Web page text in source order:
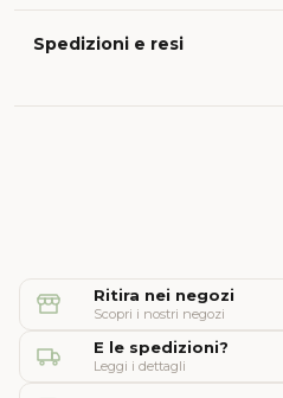
Spedizioni e resi
Ritira nei negozi
Scopri i nostri negozi
E le spedizioni?
Leggi i dettagli